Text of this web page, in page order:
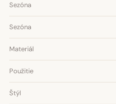
Sezóna
Sezóna
Materiál
Použitie
Štýl